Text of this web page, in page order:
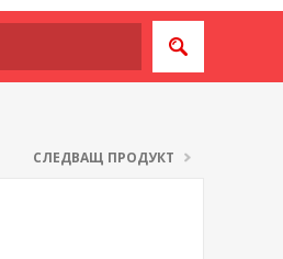
СЛЕДВАЩ ПРОДУКТ